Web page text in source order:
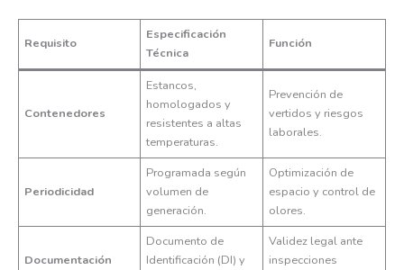
Requisito
Especificación
Técnica
Función
Contenedores
Estancos,
homologados y
resistentes a altas
temperaturas.
Prevención de
vertidos y riesgos
laborales.
Periodicidad
Programada según
volumen de
generación.
Optimización de
espacio y control de
olores.
Documentación
Documento de
Identificación (DI) y
Validez legal ante
inspecciones